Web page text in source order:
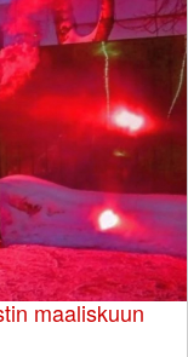
maaliskuun